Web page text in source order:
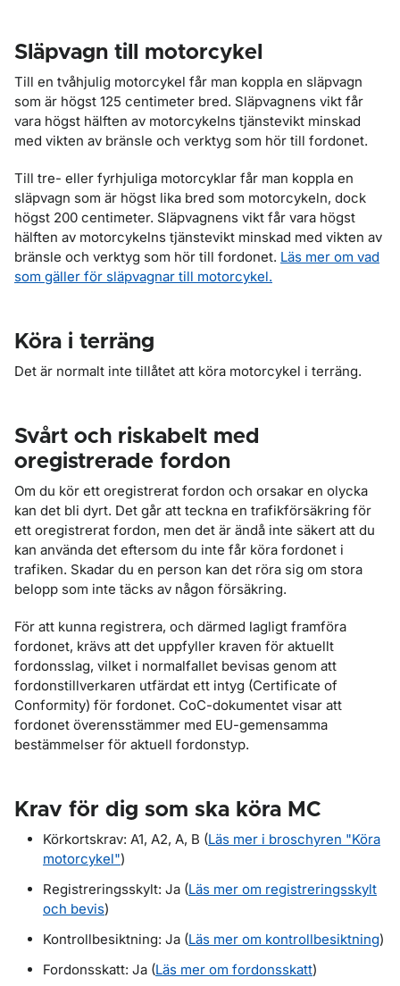
Släpvagn till motorcykel
Till en tvåhjulig motorcykel får man koppla en släpvagn
som är högst 125 centimeter bred. Släpvagnens vikt får
vara högst hälften av motorcykelns tjänstevikt minskad
med vikten av bränsle och verktyg som hör till fordonet.
Till tre- eller fyrhjuliga motorcyklar får man koppla en
släpvagn som är högst lika bred som motorcykeln, dock
högst 200 centimeter. Släpvagnens vikt får vara högst
hälften av motorcykelns tjänstevikt minskad med vikten av
bränsle och verktyg som hör till fordonet. Läs mer om vad
som gäller för släpvagnar till motorcykel.
Köra i terräng
Det är normalt inte tillåtet att köra motorcykel i terräng.
Svårt och riskabelt med
oregistrerade fordon
Om du kör ett oregistrerat fordon och orsakar en olycka
kan det bli dyrt. Det går att teckna en trafikförsäkring för
ett oregistrerat fordon, men det är ändå inte säkert att du
kan använda det eftersom du inte får köra fordonet i
trafiken. Skadar du en person kan det röra sig om stora
belopp som inte täcks av någon försäkring.
För att kunna registrera, och därmed lagligt framföra
fordonet, krävs att det uppfyller kraven för aktuellt
fordonsslag, vilket i normalfallet bevisas genom att
fordonstillverkaren utfärdat ett intyg (Certificate of
Conformity) för fordonet. CoC-dokumentet visar att
fordonet överensstämmer med EU-gemensamma
bestämmelser för aktuell fordonstyp.
Krav för dig som ska köra MC
Körkortskrav: A1, A2, A, B (Läs mer i broschyren "Köra
motorcykel")
Registreringsskylt: Ja (Läs mer om registreringsskylt
och bevis)
Kontrollbesiktning: Ja (Läs mer om kontrollbesiktning)
Fordonsskatt: Ja (Läs mer om fordonsskatt)